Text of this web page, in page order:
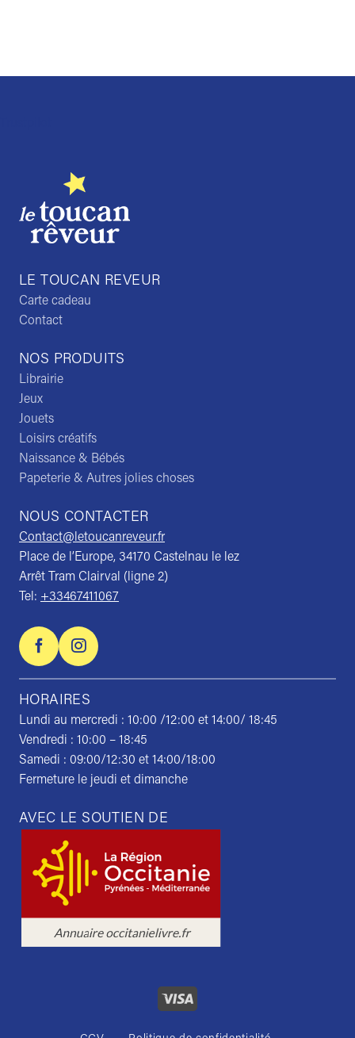
NOS PRODUITS
Librairie
Jeux
Jouets
Loisirs créatifs
Naissance & Bébés
Papeterie & Autres jolies choses
NOUS CONTACTER
Contact@letoucanreveur.fr
Place de l’Europe, 34170 Castelnau le lez
Arrêt Tram Clairval (ligne 2)
Tel: +33467411067
HORAIRES
Lundi au mercredi : 10:00 /12:00 et 14:00/ 18:45
Vendredi : 10:00 – 18:45
Samedi : 09:00/12:30 et 14:00/18:00
Fermeture le jeudi et dimanche
LE TOUCAN REVEUR
Carte cadeau
Contact
AVEC LE SOUTIEN DE